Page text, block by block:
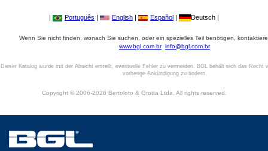
| Português | English | Español | Deutsch |
Wenn Sie nicht finden, wonach Sie suchen, oder ein spezielles Teil benötigen,
www.bgl.com.br info@bgl.com.br
Dieser Katalog wurde mit der Absicht erstellt, eventuelle Fehler zu vermeiden. BGL behält sich das Recht
vorherige Ankündigung zu ändern.
Copyright © 2006-2026 Bertoloto & Grotta Ltda. All rights reserved.